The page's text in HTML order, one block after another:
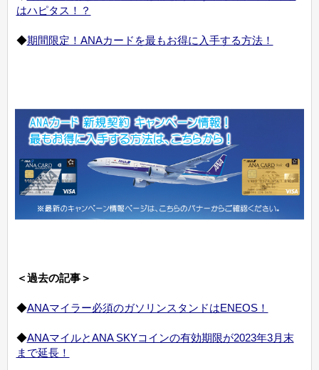
はハピタス！？
◆期間限定！ANAカードを最もお得に入手する方法！
＜過去の記事＞
◆ANAマイラー必須のガソリンスタンドはENEOS！
◆ANAマイルとANA SKYコインの有効期限が2023年3月末
まで延長！